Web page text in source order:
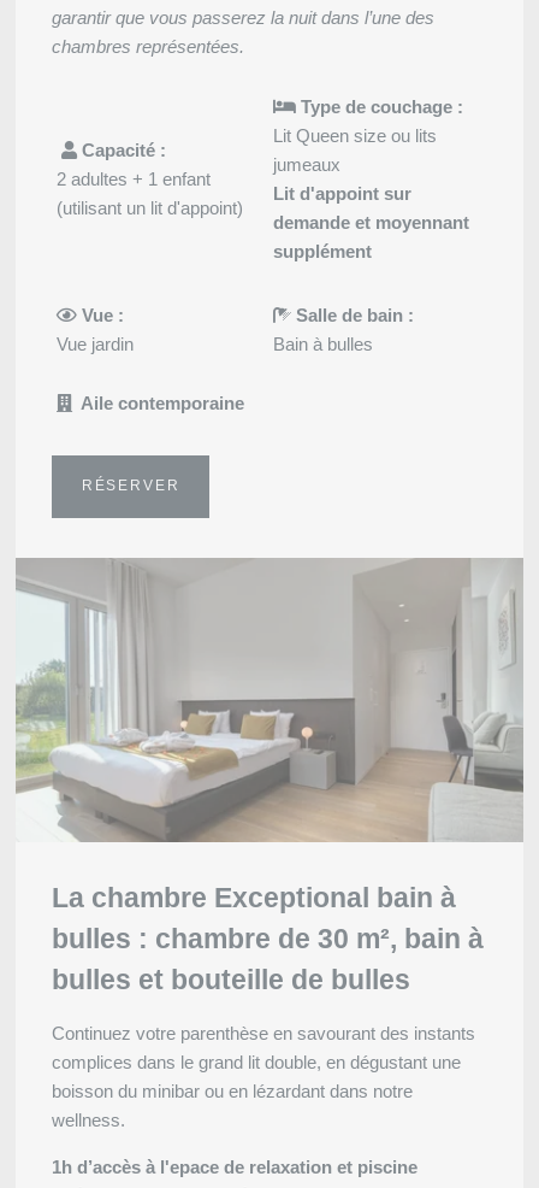
garantir que vous passerez la nuit dans l’une des
chambres représentées.
Capacité :
2 adultes + 1 enfant
(utilisant un lit d'appoint)
Type de couchage :
Lit Queen size ou lits
jumeaux
Lit d'appoint sur
demande et moyennant
supplément
Vue :
Vue jardin
Salle de bain :
Bain à bulles
Aile contemporaine
RÉSERVER
La chambre Exceptional bain à
bulles : chambre de 30 m², bain à
bulles et bouteille de bulles
Continuez votre parenthèse en savourant des instants
complices dans le grand lit double, en dégustant une
boisson du minibar ou en lézardant dans notre
wellness.
1h d’accès à l'epace de relaxation et piscine